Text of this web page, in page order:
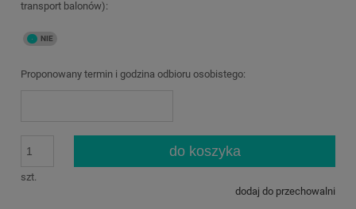
transport balonów):
Proponowany termin i godzina odbioru osobistego:
szt.
do koszyka
dodaj do przechowalni